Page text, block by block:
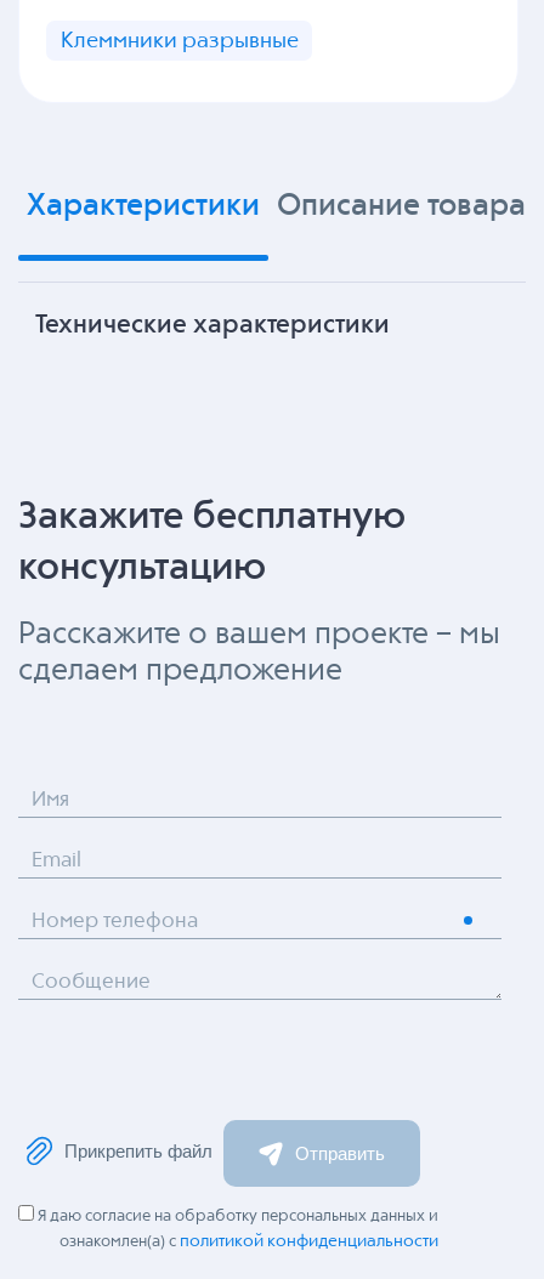
Клеммники разрывные
Характеристики Описание товара
Технические характеристики
Закажите бесплатную
консультацию
Расскажите о вашем проекте – мы
сделаем предложение
Имя
Email
Номер телефона
Сообщение
Прикрепить файл Отправить
Я даю согласие на обработку персональных данных и
ознакомлен(а) с политикой конфиденциальности